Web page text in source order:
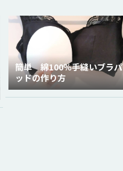
簡単 綿100％手縫いブラパ
ッドの作り方